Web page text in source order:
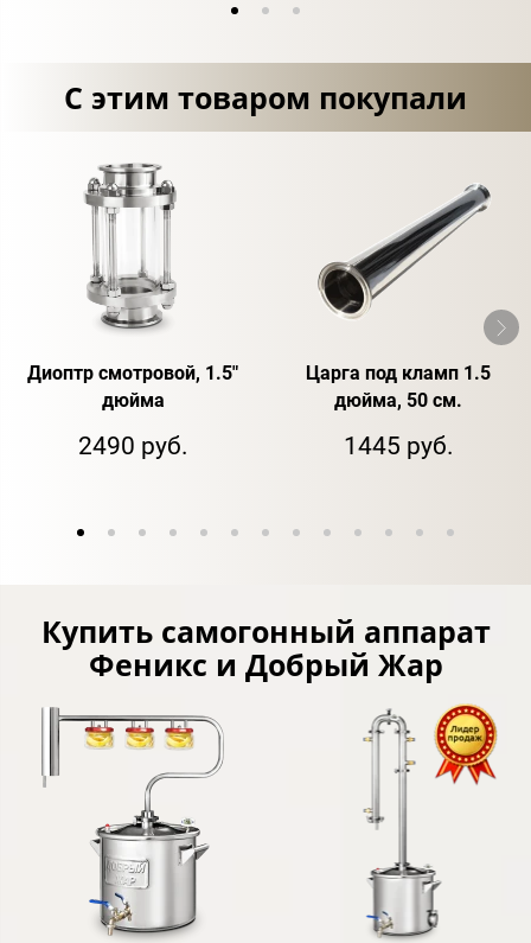
С этим товаром покупали
Диоптр смотровой, 1.5"
дюйма
2490 руб.
Царга под кламп 1.5
дюйма, 50 см.
1445 руб.
Купить самогонный аппарат
Феникс и Добрый Жар